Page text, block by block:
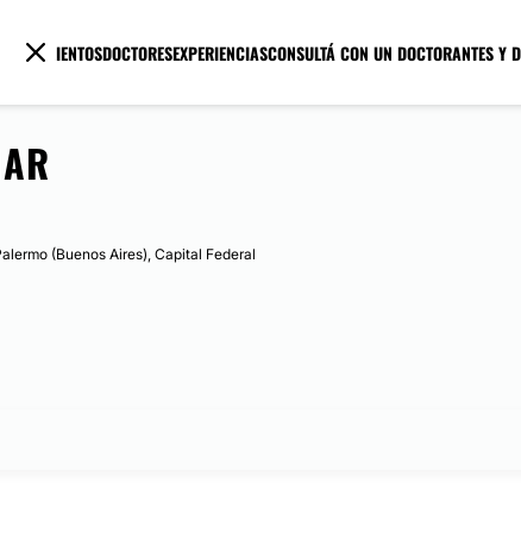
TRATAMIENTOSDOCTORESEXPERIENCIASCONSULTÁ CON UN DOCTORANTES Y
(Buenos Aires), Capital Federal